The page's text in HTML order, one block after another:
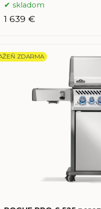
skladom
1 639 €
ZDARMA